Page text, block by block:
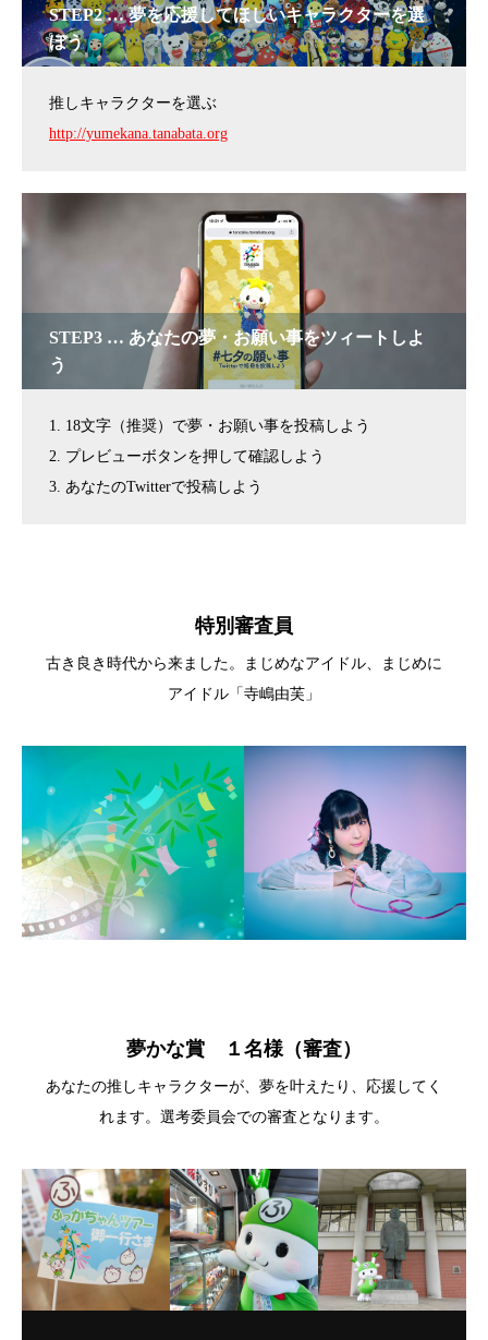
STEP2 … 夢を応援してほしいキャラクターを選
ぼう
推しキャラクターを選ぶ
http://yumekana.tanabata.org
STEP3 … あなたの夢・お願い事をツィートしよ
う
1. 18文字（推奨）で夢・お願い事を投稿しよう
2. プレビューボタンを押して確認しよう
3. あなたのTwitterで投稿しよう
特別審査員
古き良き時代から来ました。まじめなアイドル、まじめに
アイドル「寺嶋由芙」
夢かな賞 １名様（審査）
あなたの推しキャラクターが、夢を叶えたり、応援してく
れます。選考委員会での審査となります。